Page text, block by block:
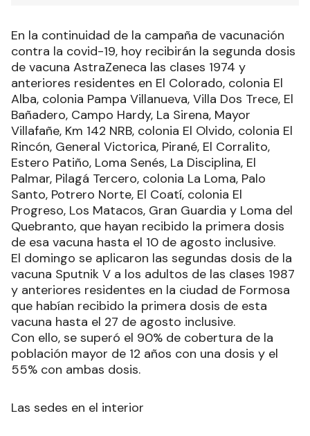
En la continuidad de la campaña de vacunación
contra la covid-19, hoy recibirán la segunda dosis
de vacuna AstraZeneca las clases 1974 y
anteriores residentes en El Colorado, colonia El
Alba, colonia Pampa Villanueva, Villa Dos Trece, El
Bañadero, Campo Hardy, La Sirena, Mayor
Villafañe, Km 142 NRB, colonia El Olvido, colonia El
Rincón, General Victorica, Pirané, El Corralito,
Estero Patiño, Loma Senés, La Disciplina, El
Palmar, Pilagá Tercero, colonia La Loma, Palo
Santo, Potrero Norte, El Coatí, colonia El
Progreso, Los Matacos, Gran Guardia y Loma del
Quebranto, que hayan recibido la primera dosis
de esa vacuna hasta el 10 de agosto inclusive.
El domingo se aplicaron las segundas dosis de la
vacuna Sputnik V a los adultos de las clases 1987
y anteriores residentes en la ciudad de Formosa
que habían recibido la primera dosis de esta
vacuna hasta el 27 de agosto inclusive.
Con ello, se superó el 90% de cobertura de la
población mayor de 12 años con una dosis y el
55% con ambas dosis.
Las sedes en el interior